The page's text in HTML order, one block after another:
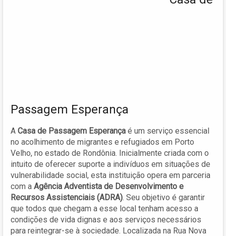
Passagem Esperança
A Casa de Passagem Esperança é um serviço essencial
no acolhimento de migrantes e refugiados em Porto
Velho, no estado de Rondônia. Inicialmente criada com o
intuito de oferecer suporte a indivíduos em situações de
vulnerabilidade social, esta instituição opera em parceria
com a Agência Adventista de Desenvolvimento e
Recursos Assistenciais (ADRA). Seu objetivo é garantir
que todos que chegam a esse local tenham acesso a
condições de vida dignas e aos serviços necessários
para reintegrar-se à sociedade. Localizada na Rua Nova